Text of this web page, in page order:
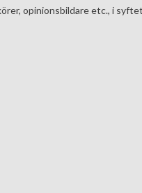
opinionsbildare etc., i